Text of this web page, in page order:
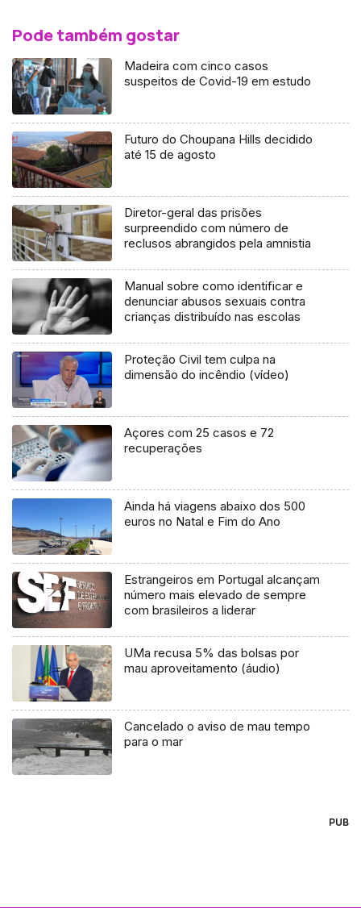
Pode também gostar
Madeira com cinco casos
suspeitos de Covid-19 em estudo
Futuro do Choupana Hills decidido
até 15 de agosto
Diretor-geral das prisões
surpreendido com número de
reclusos abrangidos pela amnistia
Manual sobre como identificar e
denunciar abusos sexuais contra
crianças distribuído nas escolas
Proteção Civil tem culpa na
dimensão do incêndio (vídeo)
Açores com 25 casos e 72
recuperações
Ainda há viagens abaixo dos 500
euros no Natal e Fim do Ano
Estrangeiros em Portugal alcançam
número mais elevado de sempre
com brasileiros a liderar
UMa recusa 5% das bolsas por
mau aproveitamento (áudio)
Cancelado o aviso de mau tempo
para o mar
PUB